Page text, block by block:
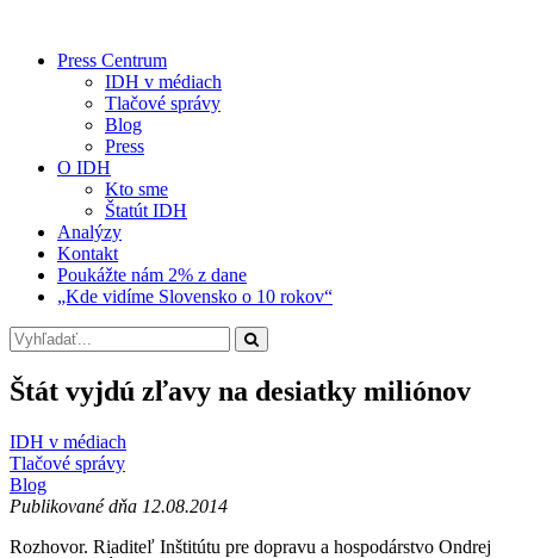
Press Centrum
IDH v médiach
Tlačové správy
Blog
Press
O IDH
Kto sme
Štatút IDH
Analýzy
Kontakt
Poukážte nám 2% z dane
„Kde vidíme Slovensko o 10 rokov“
Štát vyjdú zľavy na desiatky miliónov
IDH v médiach
Tlačové správy
Blog
Publikované dňa 12.08.2014
Rozhovor. Riaditeľ Inštitútu pre dopravu a hospodárstvo Ondrej